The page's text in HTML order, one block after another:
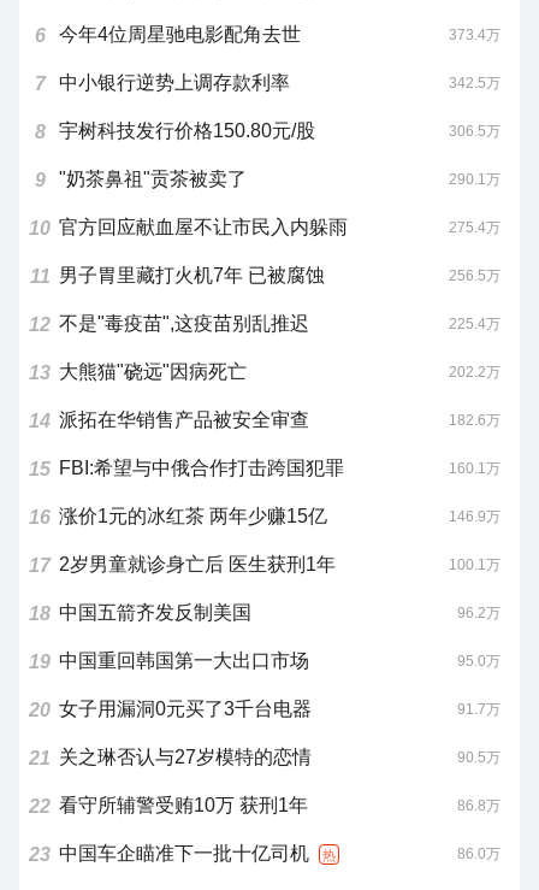
6 今年4位周星驰电影配角去世 373.4万
7 中小银行逆势上调存款利率 342.5万
8 宇树科技发行价格150.80元/股 306.5万
9 "奶茶鼻祖"贡茶被卖了 290.1万
10 官方回应献血屋不让市民入内躲雨 275.4万
11 男子胃里藏打火机7年 已被腐蚀 256.5万
12 不是"毒疫苗",这疫苗别乱推迟 225.4万
13 大熊猫"硗远"因病死亡 202.2万
14 派拓在华销售产品被安全审查 182.6万
15 FBI:希望与中俄合作打击跨国犯罪 160.1万
16 涨价1元的冰红茶 两年少赚15亿 146.9万
17 2岁男童就诊身亡后 医生获刑1年 100.1万
18 中国五箭齐发反制美国 96.2万
19 中国重回韩国第一大出口市场 95.0万
20 女子用漏洞0元买了3千台电器 91.7万
21 关之琳否认与27岁模特的恋情 90.5万
22 看守所辅警受贿10万 获刑1年 86.8万
23 中国车企瞄准下一批十亿司机 热 86.0万